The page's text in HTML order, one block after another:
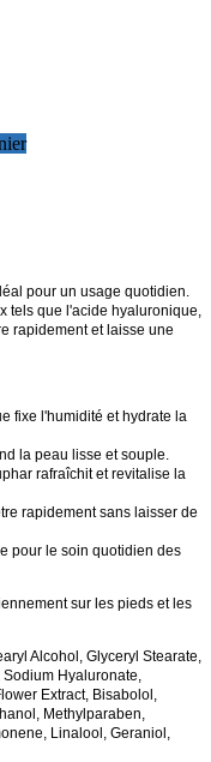
pour un usage quotidien.
tels que l'acide hyaluronique,
rapidement et laisse une
fixe l'humidité et hydrate la
la peau lisse et souple.
rafraîchit et revitalise la
rapidement sans laisser de
pour le soin quotidien des
sur les pieds et les
Alcohol, Glyceryl Stearate,
Hyaluronate,
Extract, Bisabolol,
Methylparaben,
Linalool, Geraniol,